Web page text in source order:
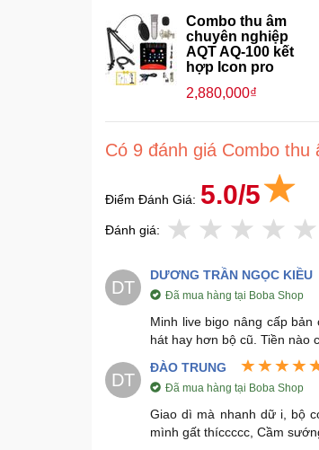
Combo thu âm
chuyên nghiệp
AQT AQ-100 kết
hợp Icon pro
2,880,000₫
Có 9 đánh giá Combo
Điểm Đánh Giá: 5.0/5
Đánh giá:
DT
DƯƠNG TRẦN NGỌC KIỀU
Đã mua hàng tại Boba Shop
Minh live bigo nâng cấp
hát hay hơn bộ cũ. Tiền nào
DT
ĐÀO TRUNG
Đã mua hàng tại Boba Shop
Giao dì mà nhanh dữ i, bộ
mình gất thíccccc, Cầm